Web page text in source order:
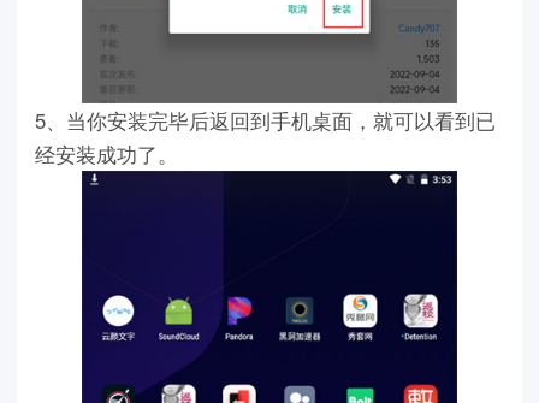
5、当你安装完毕后返回到手机桌面，就可以看到已
经安装成功了。